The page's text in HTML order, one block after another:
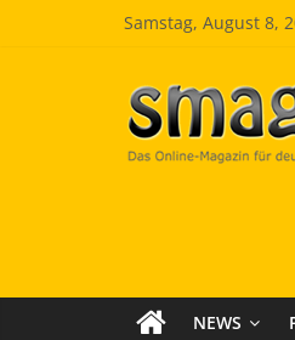
Samstag, August 8,
NEWS